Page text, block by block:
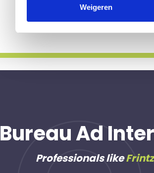
Weigeren
professional voor u aan de slag
Bureau Ad
Professionals like